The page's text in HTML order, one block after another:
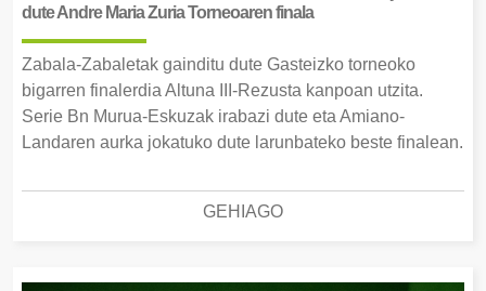
dute Andre Maria Zuria Torneoaren finala
Zabala-Zabaletak gainditu dute Gasteizko torneoko
bigarren finalerdia Altuna III-Rezusta kanpoan utzita.
Serie Bn Murua-Eskuzak irabazi dute eta Amiano-
Landaren aurka jokatuko dute larunbateko beste finalean.
GEHIAGO